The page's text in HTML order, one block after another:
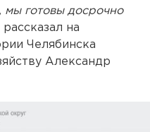
мы готовы досрочно
рассказал на
Челябинска
Александр